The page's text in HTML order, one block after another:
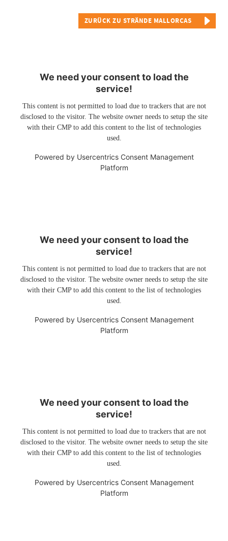
ZURÜCK ZU STRÄNDE MALLORCAS
We need your consent to load the
service!
This content is not permitted to load due to trackers that are not
disclosed to the visitor. The website owner needs to setup the site
with their CMP to add this content to the list of technologies
used.
Powered by Usercentrics Consent Management
Platform
We need your consent to load the
service!
This content is not permitted to load due to trackers that are not
disclosed to the visitor. The website owner needs to setup the site
with their CMP to add this content to the list of technologies
used.
Powered by Usercentrics Consent Management
Platform
We need your consent to load the
service!
This content is not permitted to load due to trackers that are not
disclosed to the visitor. The website owner needs to setup the site
with their CMP to add this content to the list of technologies
used.
Powered by Usercentrics Consent Management
Platform